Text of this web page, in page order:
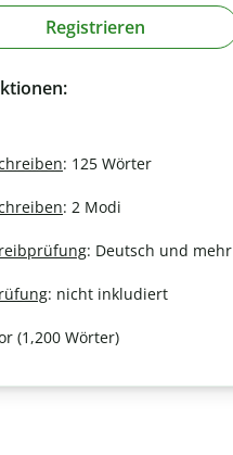
Registrieren
: 125 Wörter
: 2 Modi
: Deutsch und mehr
: nicht inkludiert
(1,200 Wörter)